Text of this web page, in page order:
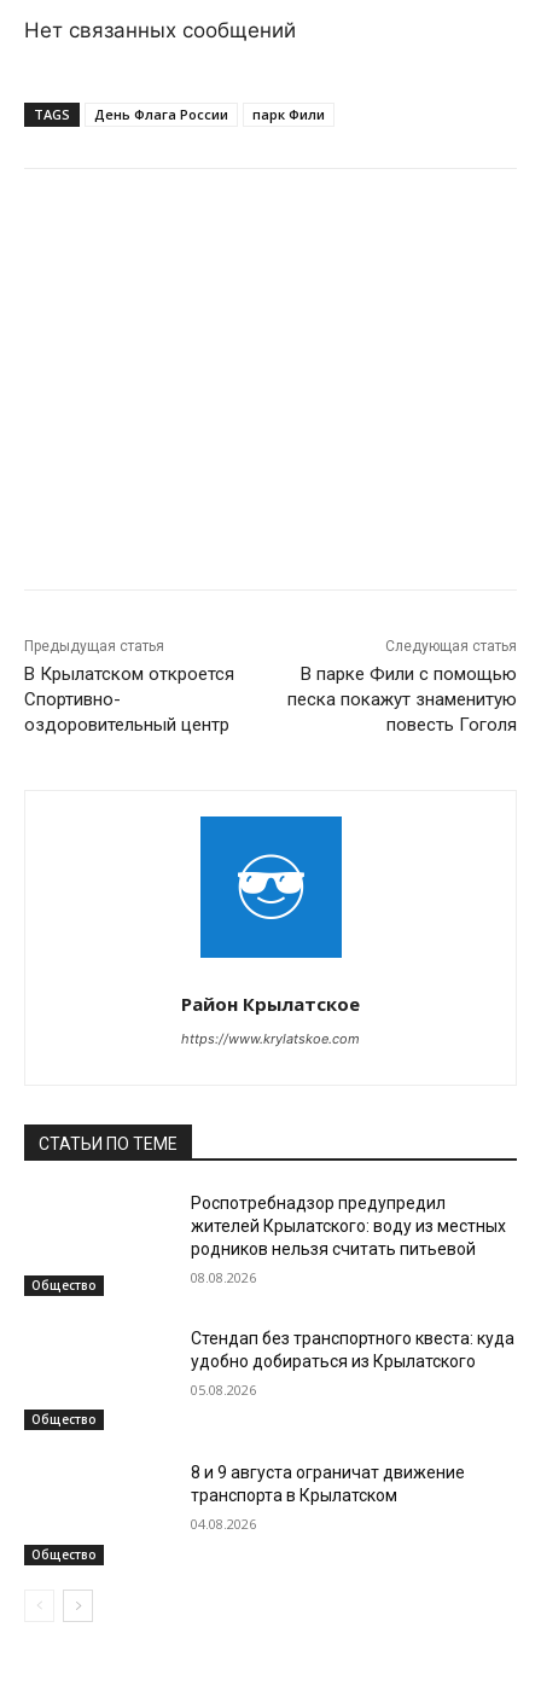
Нет связанных сообщений
TAGS День Флага России парк Фили
Предыдущая статья
В Крылатском откроется
Спортивно-
оздоровительный центр
Следующая статья
В парке Фили с помощью
песка покажут знаменитую
повесть Гоголя
Район Крылатское
https://www.krylatskoe.com
СТАТЬИ ПО ТЕМЕ
Общество
Роспотребнадзор предупредил
жителей Крылатского: воду из местных
родников нельзя считать питьевой
08.08.2026
Общество
Стендап без транспортного квеста: куда
удобно добираться из Крылатского
05.08.2026
Общество
8 и 9 августа ограничат движение
транспорта в Крылатском
04.08.2026